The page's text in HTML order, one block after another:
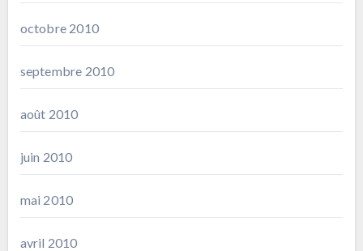
octobre 2010
septembre 2010
août 2010
juin 2010
mai 2010
avril 2010